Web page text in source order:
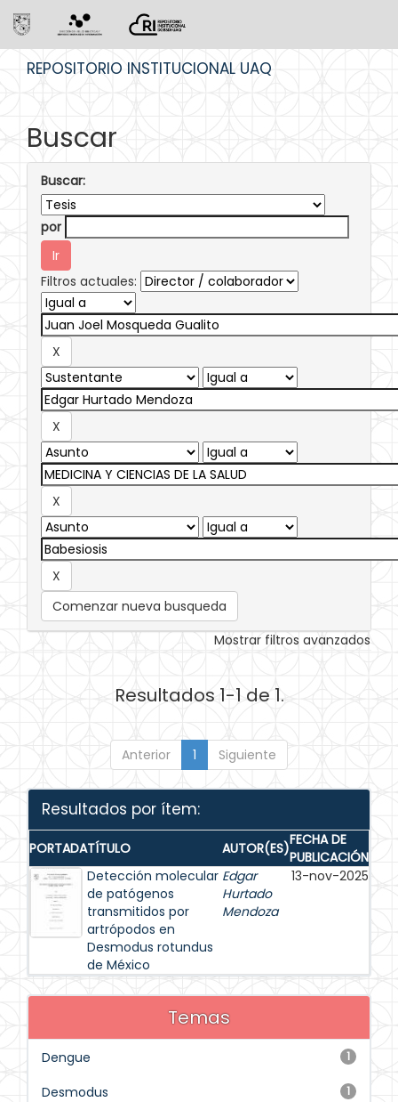
REPOSITORIO INSTITUCIONAL UAQ
Buscar
Buscar:
por
Filtros actuales:
Comenzar nueva busqueda
Mostrar filtros avanzados
Resultados 1-1 de 1.
Anterior 1 Siguiente
Resultados por ítem:
PORTADATÍTULO AUTOR(ES)FECHA DE
PUBLICACIÓN
Detección molecular
de patógenos
transmitidos por
artrópodos en
Desmodus rotundus
de México
Edgar
Hurtado
Mendoza
13-nov-2025
Temas
1
Dengue
1
Desmodus